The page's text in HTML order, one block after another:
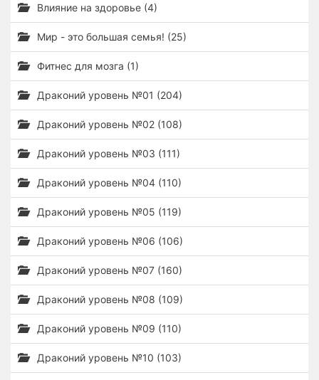
Влияние на здоровье (4)
Мир - это большая семья! (25)
Фитнес для мозга (1)
Драконий уровень №01 (204)
Драконий уровень №02 (108)
Драконий уровень №03 (111)
Драконий уровень №04 (110)
Драконий уровень №05 (119)
Драконий уровень №06 (106)
Драконий уровень №07 (160)
Драконий уровень №08 (109)
Драконий уровень №09 (110)
Драконий уровень №10 (103)